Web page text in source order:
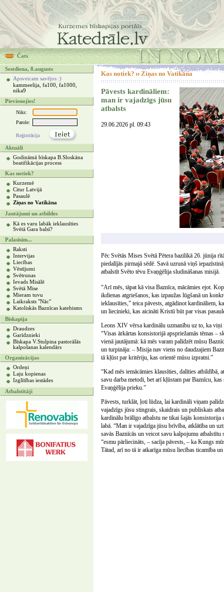
Čats
Sestdiena, 8.augusts
Apsveicam savējos :)
kammeelija, fa100, fa1000,
nika9
Pievienojies!
Niks:
Parole:
Reģistrācija
Aktuāli
Godināmā bīskapa B.Sloskāna
beatifikācijas process
Kas notiek?
Kurzemē
Citur Latvijā
Pasaulē
Ziņas no Vatikāna
Jautājumi un atbildes
Kā es varu labāk ieklausīties
Svētā Gara balsī?
Palasīsim...
Raksti
Intervijas
Liecības
Vēstījumi
Svētrunas
Ievads Misālē
Svētā Mise
Mieram tuvu
Laikraksts "Nāc"
Katoliskās Baznīcas katehisms
Bīskapija
Draudzes
Garīdznieki
Bīskapa V.Stulpina pastorālās
kalpošanas kalendārs
Organizācijas
Ordeņi
Laju kopienas
Izglītības iestādes
Atbalstītāji
Kas notiek? Ziņas no Vatikāna
Pāvests kardināliem:
man ir vajadzīgs jūsu
atbalsts
29.06.2026 pl. 09:43
Pēc Svētās Mises Svētā Pētera bazilikā 26. jūnija
piedalījās pirmajā sēdē. Savā uzrunā viņš
atbalstīt Svēto tēvu Evaņģēlija sludināšanas misijā.
“Arī mēs, tāpat kā visa Baznīca, mācāmies ejot.
ikdienas atgriešanos, kas izpaužas lūgšanā un
ieklausīties,” teica pāvests, atgādinot kardināliem,
un liecinieki, kas aicināti Kristū būt par visas
Leons XIV vērsa kardinālu uzmanību uz to, ka
“Visas ārkārtas konsistorijā apspriežamās tēmas –
vienā jautājumā: kā mēs varam palīdzēt mūsu
un turpināja: – Misija nav viens no daudzajiem
tā kļūst par kritēriju, kas orientē mūsu izpratni.”
“Kad mēs iemācāmies klausīties, dalīties atbildībā,
savu darba metodi, bet arī kļūstam par Baznīcu,
Evaņģēlija prieku.”
Pāvests, turklāt, ļoti lūdza, lai kardināli viņam
vajadzīgs jūsu stingrais, skaidrais un publiskais
kardinālu brālīgo atbalstu ne tikai šajās konsistorija
labā. “Man ir vajadzīga jūsu brīvība, atklātība un
savās Baznīcās un veicot savu kalpojumu
“esmu pārliecināts, – sacīja pāvests, – ka Kungs
Tātad, arī no tā ir atkarīga mūsu liecības ticamība